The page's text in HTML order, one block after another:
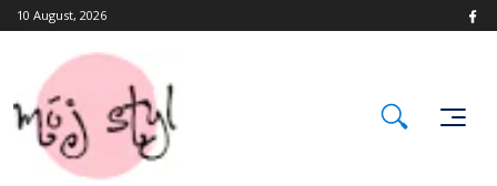
Skip
to
10 August, 2026